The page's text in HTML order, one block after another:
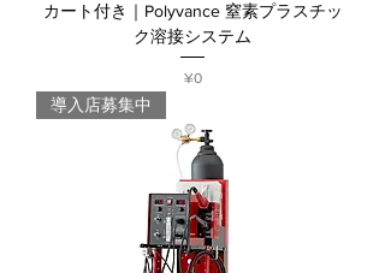
カート付き｜Polyvance 窒素プラスチッ
ク溶接システム
Price
¥0
導入店募集中